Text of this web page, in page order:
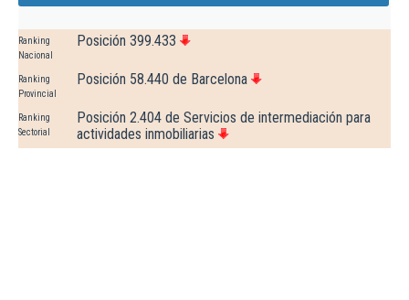
Ranking
Nacional
Posición 399.433
Ranking
Provincial
Posición 58.440 de Barcelona
Ranking
Sectorial
Posición 2.404 de Servicios de intermediación para
actividades inmobiliarias